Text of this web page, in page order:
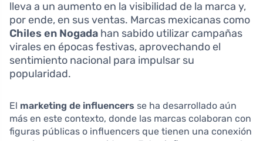
lleva a un aumento en la visibilidad de la marca y,
por ende, en sus ventas. Marcas mexicanas como
Chiles en Nogada han sabido utilizar campañas
virales en épocas festivas, aprovechando el
sentimiento nacional para impulsar su
popularidad.
El marketing de influencers se ha desarrollado aún
más en este contexto, donde las marcas colaboran con
figuras públicas o influencers que tienen una conexión